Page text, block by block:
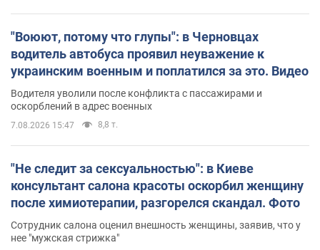
"Воюют, потому что глупы": в Черновцах
водитель автобуса проявил неуважение к
украинским военным и поплатился за это. Видео
Водителя уволили после конфликта с пассажирами и
оскорблений в адрес военных
7.08.2026 15:47 8,8 т.
"Не следит за сексуальностью": в Киеве
консультант салона красоты оскорбил женщину
после химиотерапии, разгорелся скандал. Фото
Сотрудник салона оценил внешность женщины, заявив, что у
нее "мужская стрижка"